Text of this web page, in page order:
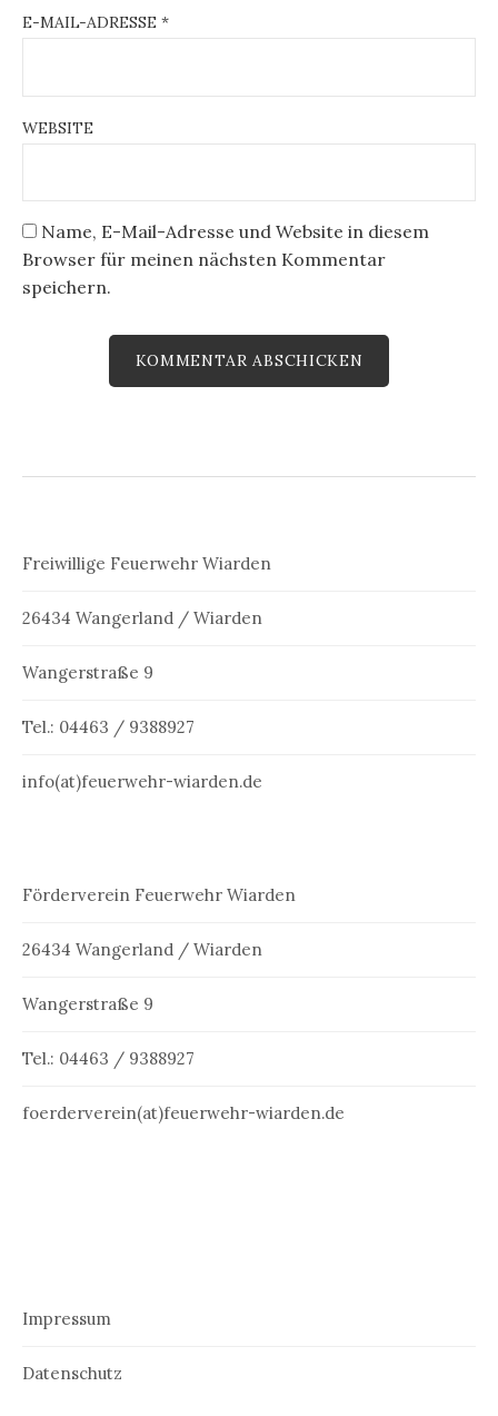
E-MAIL-ADRESSE *
WEBSITE
Name, E-Mail-Adresse und Website in diesem
Browser für meinen nächsten Kommentar
speichern.
Freiwillige Feuerwehr Wiarden
26434 Wangerland / Wiarden
Wangerstraße 9
Tel.: 04463 / 9388927
info(at)feuerwehr-wiarden.de
Förderverein Feuerwehr Wiarden
26434 Wangerland / Wiarden
Wangerstraße 9
Tel.: 04463 / 9388927
foerderverein(at)feuerwehr-wiarden.de
Impressum
Datenschutz